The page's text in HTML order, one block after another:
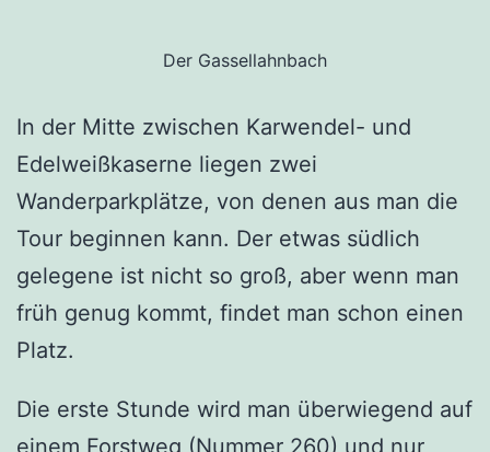
Der Gassellahnbach
In der Mitte zwischen Karwendel- und
Edelweißkaserne liegen zwei
Wanderparkplätze, von denen aus man die
Tour beginnen kann. Der etwas südlich
gelegene ist nicht so groß, aber wenn man
früh genug kommt, findet man schon einen
Platz.
Die erste Stunde wird man überwiegend auf
einem Forstweg (Nummer 260) und nur